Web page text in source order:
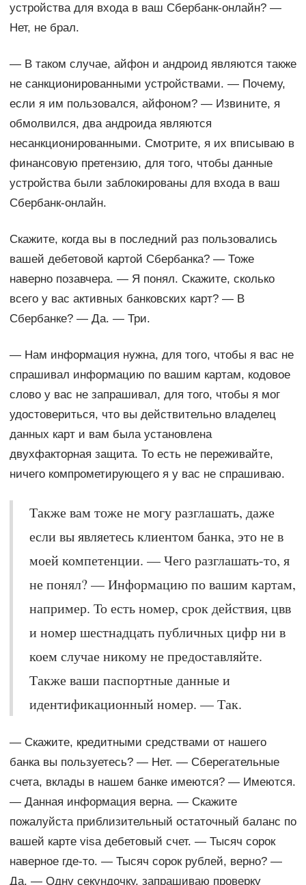
устройства для входа в ваш Сбербанк-онлайн? —
Нет, не брал.
— В таком случае, айфон и андроид являются также
не санкционированными устройствами. — Почему,
если я им пользовался, айфоном? — Извините, я
обмолвился, два андроида являются
несанкционированными. Смотрите, я их вписываю в
финансовую претензию, для того, чтобы данные
устройства были заблокированы для входа в ваш
Сбербанк-онлайн.
Скажите, когда вы в последний раз пользовались
вашей дебетовой картой Сбербанка? — Тоже
наверно позавчера. — Я понял. Скажите, сколько
всего у вас активных банковских карт? — В
Сбербанке? — Да. — Три.
— Нам информация нужна, для того, чтобы я вас не
спрашивал информацию по вашим картам, кодовое
слово у вас не запрашивал, для того, чтобы я мог
удостовериться, что вы действительно владелец
данных карт и вам была установлена
двухфакторная защита. То есть не переживайте,
ничего компрометирующего я у вас не спрашиваю.
Также вам тоже не могу разглашать, даже
если вы являетесь клиентом банка, это не в
моей компетенции. — Чего разглашать-то, я
не понял? — Информацию по вашим картам,
например. То есть номер, срок действия, цвв
и номер шестнадцать публичных цифр ни в
коем случае никому не предоставляйте.
Также ваши паспортные данные и
идентификационный номер. — Так.
— Скажите, кредитными средствами от нашего
банка вы пользуетесь? — Нет. — Сберегательные
счета, вклады в нашем банке имеются? — Имеются.
— Данная информация верна. — Скажите
пожалуйста приблизительный остаточный баланс по
вашей карте visa дебетовый счет. — Тысяч сорок
наверное где-то. — Тысяч сорок рублей, верно? —
Да. — Одну секундочку, запрашиваю проверку